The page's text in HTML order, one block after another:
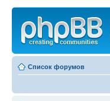
Список форумов